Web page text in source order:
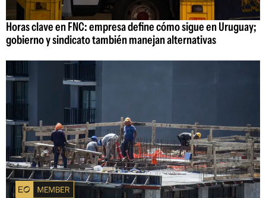
Horas clave en FNC: empresa define cómo sigue en Uruguay;
gobierno y sindicato también manejan alternativas